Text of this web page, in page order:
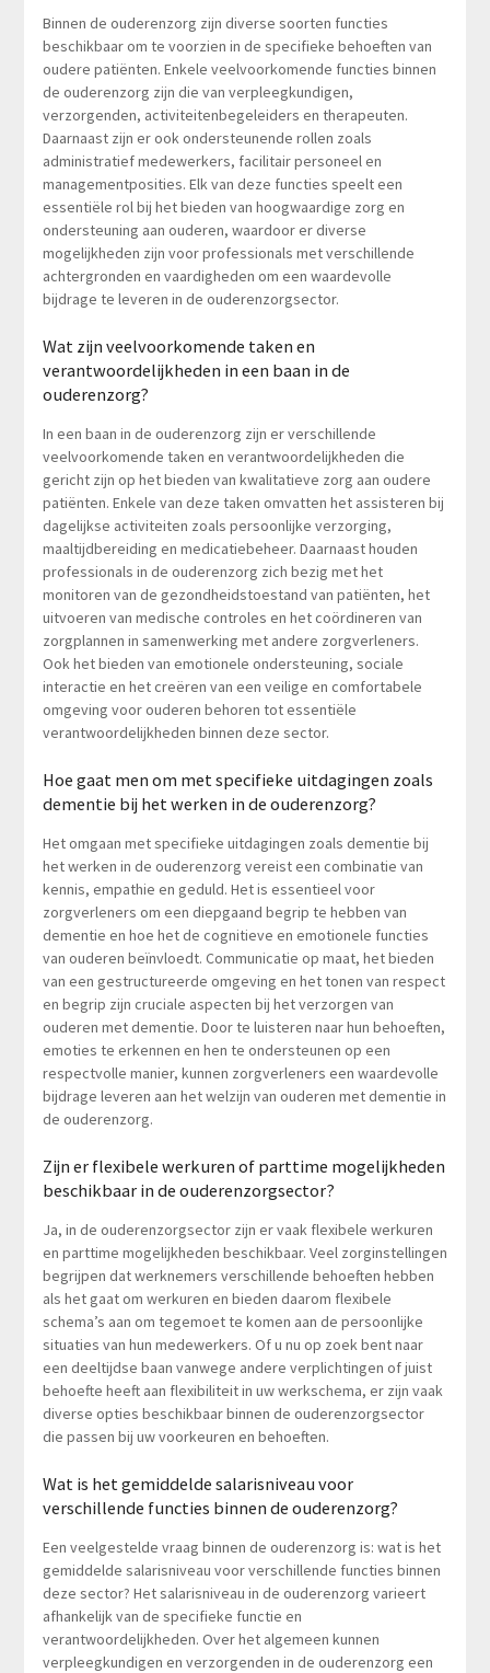
Binnen de ouderenzorg zijn diverse soorten functies
beschikbaar om te voorzien in de specifieke behoeften van
oudere patiënten. Enkele veelvoorkomende functies binnen
de ouderenzorg zijn die van verpleegkundigen,
verzorgenden, activiteitenbegeleiders en therapeuten.
Daarnaast zijn er ook ondersteunende rollen zoals
administratief medewerkers, facilitair personeel en
managementposities. Elk van deze functies speelt een
essentiële rol bij het bieden van hoogwaardige zorg en
ondersteuning aan ouderen, waardoor er diverse
mogelijkheden zijn voor professionals met verschillende
achtergronden en vaardigheden om een waardevolle
bijdrage te leveren in de ouderenzorgsector.
Wat zijn veelvoorkomende taken en
verantwoordelijkheden in een baan in de
ouderenzorg?
In een baan in de ouderenzorg zijn er verschillende
veelvoorkomende taken en verantwoordelijkheden die
gericht zijn op het bieden van kwalitatieve zorg aan oudere
patiënten. Enkele van deze taken omvatten het assisteren bij
dagelijkse activiteiten zoals persoonlijke verzorging,
maaltijdbereiding en medicatiebeheer. Daarnaast houden
professionals in de ouderenzorg zich bezig met het
monitoren van de gezondheidstoestand van patiënten, het
uitvoeren van medische controles en het coördineren van
zorgplannen in samenwerking met andere zorgverleners.
Ook het bieden van emotionele ondersteuning, sociale
interactie en het creëren van een veilige en comfortabele
omgeving voor ouderen behoren tot essentiële
verantwoordelijkheden binnen deze sector.
Hoe gaat men om met specifieke uitdagingen zoals
dementie bij het werken in de ouderenzorg?
Het omgaan met specifieke uitdagingen zoals dementie bij
het werken in de ouderenzorg vereist een combinatie van
kennis, empathie en geduld. Het is essentieel voor
zorgverleners om een diepgaand begrip te hebben van
dementie en hoe het de cognitieve en emotionele functies
van ouderen beïnvloedt. Communicatie op maat, het bieden
van een gestructureerde omgeving en het tonen van respect
en begrip zijn cruciale aspecten bij het verzorgen van
ouderen met dementie. Door te luisteren naar hun behoeften,
emoties te erkennen en hen te ondersteunen op een
respectvolle manier, kunnen zorgverleners een waardevolle
bijdrage leveren aan het welzijn van ouderen met dementie in
de ouderenzorg.
Zijn er flexibele werkuren of parttime mogelijkheden
beschikbaar in de ouderenzorgsector?
Ja, in de ouderenzorgsector zijn er vaak flexibele werkuren
en parttime mogelijkheden beschikbaar. Veel zorginstellingen
begrijpen dat werknemers verschillende behoeften hebben
als het gaat om werkuren en bieden daarom flexibele
schema’s aan om tegemoet te komen aan de persoonlijke
situaties van hun medewerkers. Of u nu op zoek bent naar
een deeltijdse baan vanwege andere verplichtingen of juist
behoefte heeft aan flexibiliteit in uw werkschema, er zijn vaak
diverse opties beschikbaar binnen de ouderenzorgsector
die passen bij uw voorkeuren en behoeften.
Wat is het gemiddelde salarisniveau voor
verschillende functies binnen de ouderenzorg?
Een veelgestelde vraag binnen de ouderenzorg is: wat is het
gemiddelde salarisniveau voor verschillende functies binnen
deze sector? Het salarisniveau in de ouderenzorg varieert
afhankelijk van de specifieke functie en
verantwoordelijkheden. Over het algemeen kunnen
verpleegkundigen en verzorgenden in de ouderenzorg een